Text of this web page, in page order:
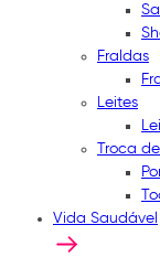
Fraldas
Leites
Troca
Vida Saudável